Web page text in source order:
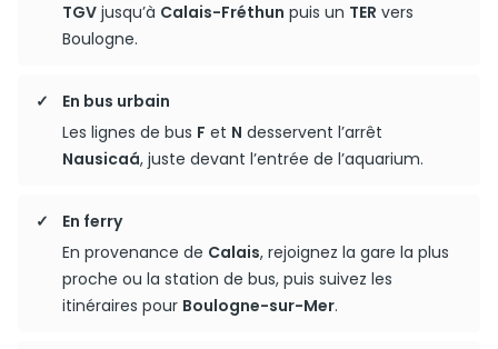
TGV jusqu’à Calais-Fréthun puis un TER vers
Boulogne.
En bus urbain
Les lignes de bus F et N desservent l’arrêt
Nausicaá, juste devant l’entrée de l’aquarium.
En ferry
En provenance de Calais, rejoignez la gare la plus
proche ou la station de bus, puis suivez les
itinéraires pour Boulogne-sur-Mer.